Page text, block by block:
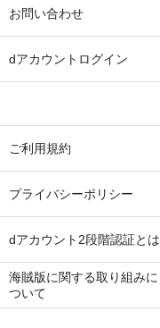
お問い合わせ
dアカウントログイン
ご利用規約
プライバシーポリシー
dアカウント2段階認証とは
海賊版に関する取り組みに
ついて